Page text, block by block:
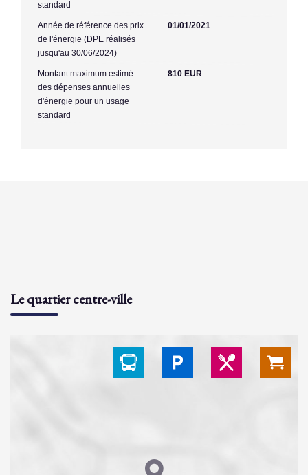
standard
Année de référence des prix
de l'énergie (DPE réalisés
jusqu'au 30/06/2024)
01/01/2021
Montant maximum estimé
des dépenses annuelles
d'énergie pour un usage
standard
810 EUR
Le quartier centre-ville